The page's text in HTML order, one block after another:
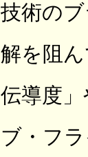
技術の
解を阻
伝導度
ブ・フ